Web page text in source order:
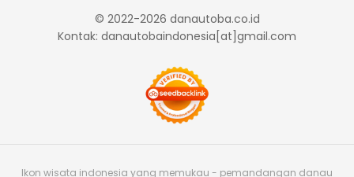
© 2022-2026 danautoba.co.id
Kontak: danautobaindonesia[at]gmail.com
Ikon wisata indonesia yang memukau - pemandangan danau